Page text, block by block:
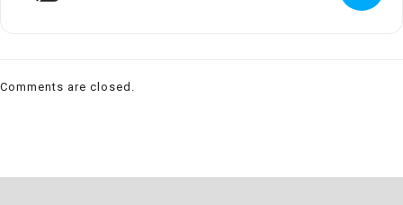
Comments are closed.